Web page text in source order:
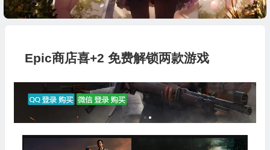
Epic商店喜+2 免费解锁两款游戏